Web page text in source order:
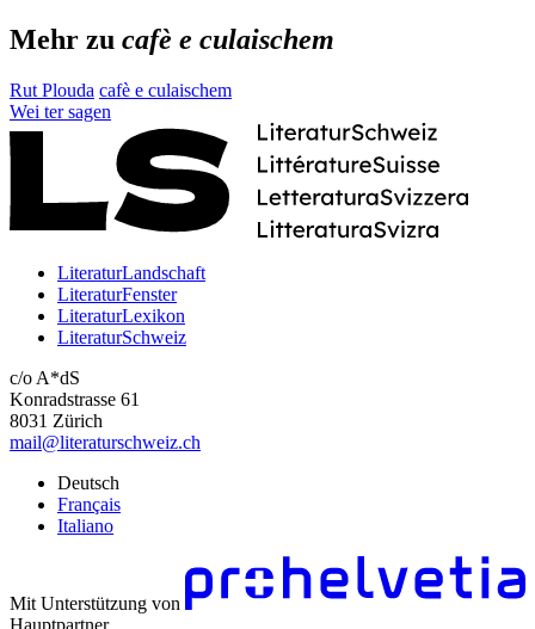
Mehr zu cafè e culaischem
Rut Plouda cafè e culaischem
Wei ter sagen
LiteraturLandschaft
LiteraturFenster
LiteraturLexikon
LiteraturSchweiz
c/o A*dS
Konradstrasse 61
8031 Zürich
mail@literaturschweiz.ch
Deutsch
Français
Italiano
Mit Unterstützung von
Hauptpartner